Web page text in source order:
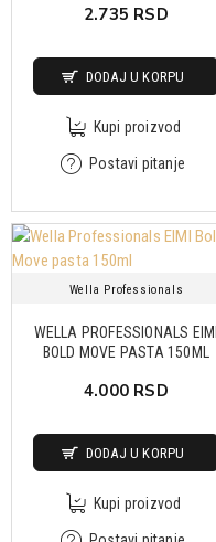
2.735 RSD
DODAJ U KORPU
Kupi proizvod
Postavi pitanje
Wella Professionals
WELLA PROFESSIONALS EIMI
BOLD MOVE PASTA 150ML
4.000 RSD
DODAJ U KORPU
Kupi proizvod